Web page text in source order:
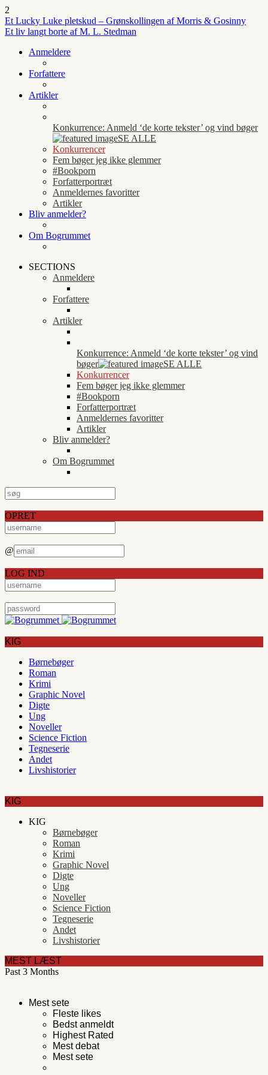
2
Et Lucky Luke pletskud – Grønskollingen af Morris & Gosinny
Et liv langt borte af M. L. Stedman
Anmeldere
Forfattere
Artikler
Konkurrence: Anmeld ‘de korte tekster’ og vind bøger
SE ALLE
Konkurrencer
Fem bøger jeg ikke glemmer
#Bookporn
Forfatterportræt
Anmeldernes favoritter
Artikler
Bliv anmelder?
Om Bogrummet
SECTIONS
Anmeldere
Forfattere
Artikler
Konkurrence: Anmeld ‘de korte tekster’ og vind
bøger
SE ALLE
Konkurrencer
Fem bøger jeg ikke glemmer
#Bookporn
Forfatterportræt
Anmeldernes favoritter
Artikler
Bliv anmelder?
Om Bogrummet
OPRET
@
LOG IND
KIG
Børnebøger
Roman
Krimi
Graphic Novel
Digte
Ung
Noveller
Science Fiction
Tegneserie
Andet
Livshistorier
KIG
KIG
Børnebøger
Roman
Krimi
Graphic Novel
Digte
Ung
Noveller
Science Fiction
Tegneserie
Andet
Livshistorier
MEST LÆST
Past 3 Months
Mest sete
Fleste likes
Bedst anmeldt
Highest Rated
Mest debat
Mest sete